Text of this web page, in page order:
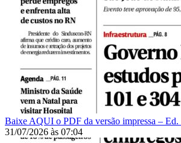
Baixe AQUI o PDF da versão impressa – Ed.
31/07/2026 às 07:04